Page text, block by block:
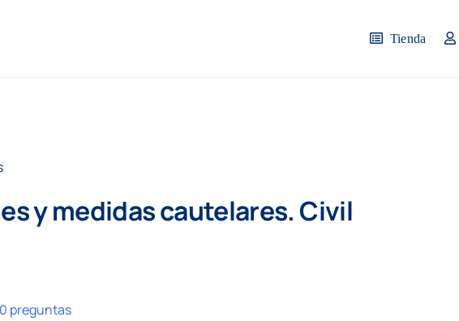
Tienda
y medidas cautelares. Civil
preguntas